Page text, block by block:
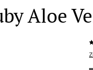
Aloe